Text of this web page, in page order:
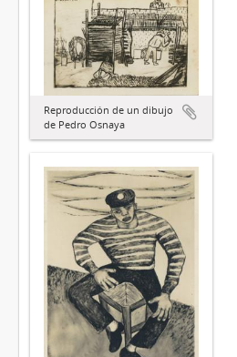
Reproducción de un dibujo
de Pedro Osnaya